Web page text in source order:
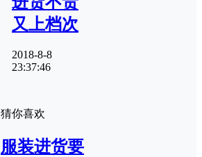
又上档次
2018-8-8
23:37:46
猜你喜欢
服装进货要